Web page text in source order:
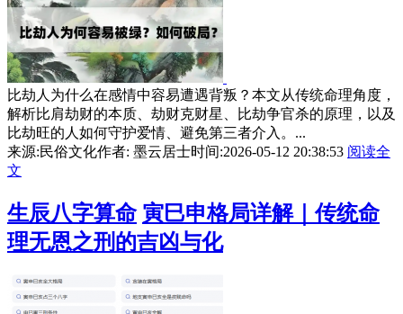
比劫人为什么在感情中容易遭遇背叛？本文从传统命理角度，
解析比肩劫财的本质、劫财克财星、比劫争官杀的原理，以及
比劫旺的人如何守护爱情、避免第三者介入。...
来源:民俗文化作者: 墨云居士时间:2026-05-12 20:38:53 阅读全
文
生辰八字算命 寅巳申格局详解｜传统命
理无恩之刑的吉凶与化